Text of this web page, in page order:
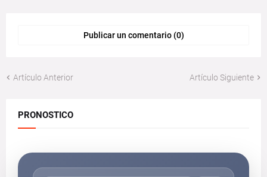
Publicar un comentario (0)
Artículo Anterior Artículo Siguiente
PRONOSTICO